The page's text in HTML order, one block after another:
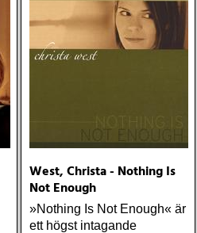
West, Christa - Nothing Is
Not Enough
»Nothing Is Not Enough« är
ett högst intagande